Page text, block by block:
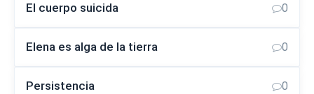
El cuerpo suicida 0
Elena es alga de la tierra 0
Persistencia 0